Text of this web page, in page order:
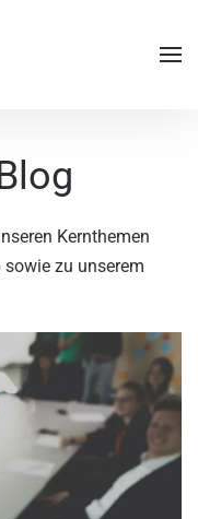
Kernthemen
zu unserem